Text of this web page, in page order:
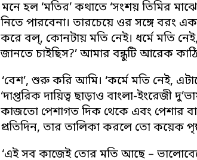
মনে হল ‘মতির’ কথাতে ‘সংশয় তিমির
নিতে পারবেনা। তারচেয়ে ওর সঙ্গে বরং
করে বল্, কোনটায় মতি নেই। ধর্মে মতি
জানতে চাইছিস?’ আমার বন্ধুটি আরেক
‘বেশ’, শুরু করি আমি। ‘কর্মে মতি নেই,
‘দাপ্তরিক দায়িত্ব ছাড়াও বাংলা-ইংরেজী
কাজতো পেশাগত দিক থেকে এবং পেশার
প্রতিদিন, তার তালিকা করলে তো কয়েক
‘এই সব কাজেই তোর মতি আছে –